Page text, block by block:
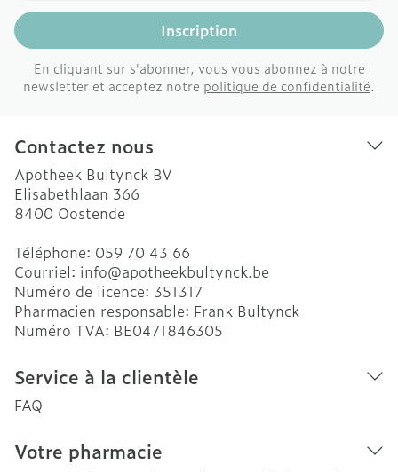
Inscription
En cliquant sur s'abonner, vous vous abonnez à notre
newsletter et acceptez notre politique de confidentialité.
Contactez nous
Apotheek Bultynck BV
Elisabethlaan 366
8400 Oostende
Téléphone: 059 70 43 66
Courriel: info@apotheekbultynck.be
Numéro de licence: 351317
Pharmacien responsable: Frank Bultynck
Numéro TVA: BE0471846305
Service à la clientèle
FAQ
Votre pharmacie